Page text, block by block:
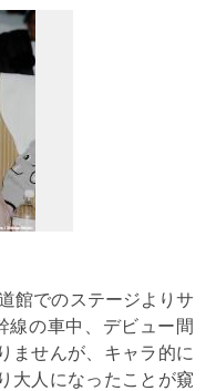
館でのステージよりサ
線の車中、デビュー間
ませんが、キャラ的に
大人になったことが窺